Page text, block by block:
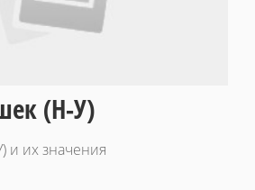
(Н-У)
и их значения